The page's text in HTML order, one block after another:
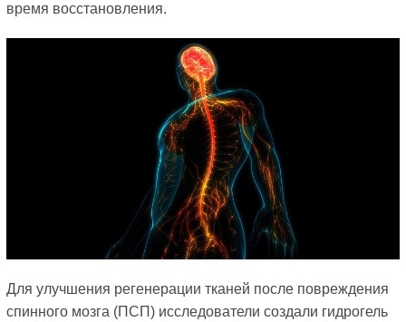
время восстановления.
Для улучшения регенерации тканей после повреждения
спинного мозга (ПСП) исследователи создали гидрогель